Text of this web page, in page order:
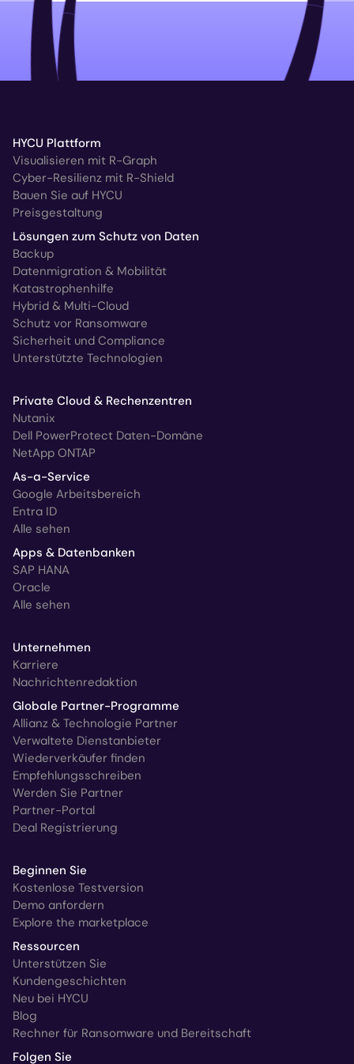
HYCU Plattform
Visualisieren mit R-Graph
Cyber-Resilienz mit R-Shield
Bauen Sie auf HYCU
Preisgestaltung
Lösungen zum Schutz von Daten
Backup
Datenmigration & Mobilität
Katastrophenhilfe
Hybrid & Multi-Cloud
Schutz vor Ransomware
Sicherheit und Compliance
Unterstützte Technologien
Private Cloud & Rechenzentren
Nutanix
Dell PowerProtect Daten-Domäne
NetApp ONTAP
As-a-Service
Google Arbeitsbereich
Entra ID
Alle sehen
Apps & Datenbanken
SAP HANA
Oracle
Alle sehen
Unternehmen
Karriere
Nachrichtenredaktion
Globale Partner-Programme
Allianz & Technologie Partner
Verwaltete Dienstanbieter
Wiederverkäufer finden
Empfehlungsschreiben
Werden Sie Partner
Partner-Portal
Deal Registrierung
Beginnen Sie
Kostenlose Testversion
Demo anfordern
Explore the marketplace
Ressourcen
Unterstützen Sie
Kundengeschichten
Neu bei HYCU
Blog
Rechner für Ransomware und Bereitschaft
Folgen Sie